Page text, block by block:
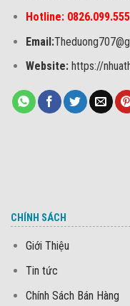
Hotline: 0826.099.555
Email:
Website:https://
CHÍNH SÁCH
Giới Thiệu
Tin tức
Chính Sách Bán Hàng